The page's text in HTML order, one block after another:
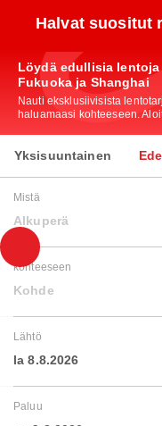
Halvat suositut
Löydä edullisia
Fukuoka ja Shanghai
Nauti eksklusiivisista
haluamaasi kohteeseen.
Yksisuuntainen
Mistä
Alkuperä
kohteeseen
Kohde
Lähtö
la 8.8.2026
Paluu